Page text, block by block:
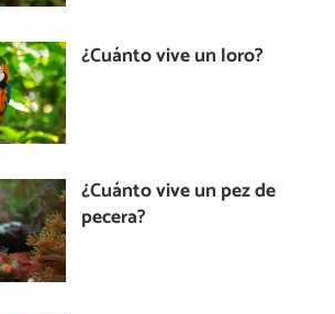
¿Cuánto vive un loro?
¿Cuánto vive un pez de
pecera?